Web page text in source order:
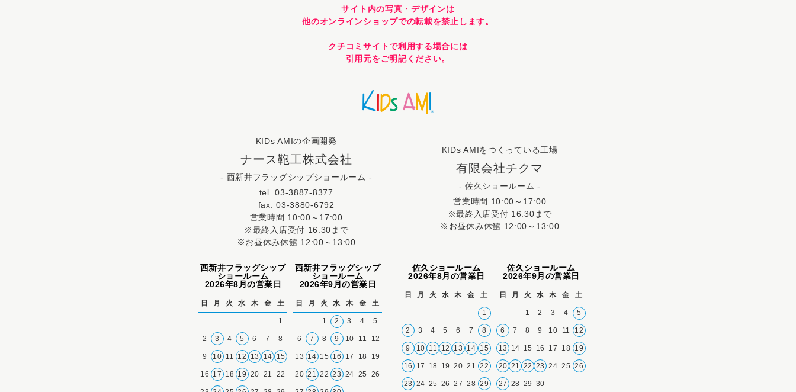
サイト内の写真・デザインは
他のオンラインショップでの転載を禁止します。
クチコミサイトで利用する場合には
引用元をご明記ください。
KIDs AMIの企画開発
ナース鞄工株式会社
- 西新井フラッグシップショールーム -
tel. 03-3887-8377
fax. 03-3880-6792
営業時間 10:00～17:00
※最終入店受付 16:30まで
※お昼休み休館 12:00～13:00
西新井フラッグシップ
ショールーム
2026年8月の営業日
日 月 火 水 木 金 土
1
2 3 4 5 6 7 8
9 10 11 12 13 14 15
16 17 18 19 20 21 22
西新井フラッグシップ
ショールーム
2026年9月の営業日
日 月 火 水 木 金 土
1 2 3 4 5
6 7 8 9 10 11 12
13 14 15 16 17 18 19
20 21 22 23 24 25 26
KIDs AMIをつくっている工場
有限会社チクマ
- 佐久ショールーム -
営業時間 10:00～17:00
※最終入店受付 16:30まで
※お昼休み休館 12:00～13:00
佐久ショールーム
2026年8月の営業日
日 月 火 水 木 金 土
1
2 3 4 5 6 7 8
9 10 11 12 13 14 15
16 17 18 19 20 21 22
23 24 25 26 27 28 29
佐久ショールーム
2026年9月の営業日
日 月 火 水 木 金 土
1 2 3 4 5
6 7 8 9 10 11 12
13 14 15 16 17 18 19
20 21 22 23 24 25 26
27 28 29 30